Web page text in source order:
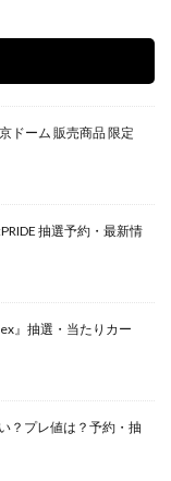
ドーム 販売商品 限定
抽選予約・最新情
』抽選・当たりカー
？プレ値は？予約・抽
DUNK
MTG
PERROTIN
HYPERNOVA